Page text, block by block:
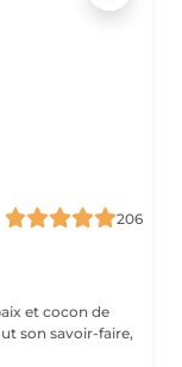
206
et cocon de
son savoir-faire,